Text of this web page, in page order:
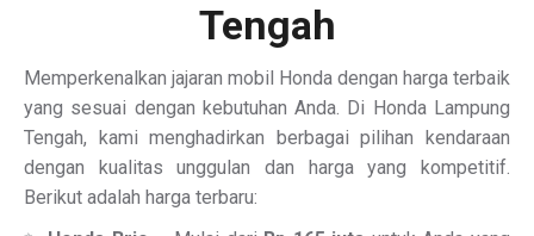
Tengah
Memperkenalkan jajaran mobil Honda dengan harga terbaik
yang sesuai dengan kebutuhan Anda. Di Honda Lampung
Tengah, kami menghadirkan berbagai pilihan kendaraan
dengan kualitas unggulan dan harga yang kompetitif.
Berikut adalah harga terbaru: